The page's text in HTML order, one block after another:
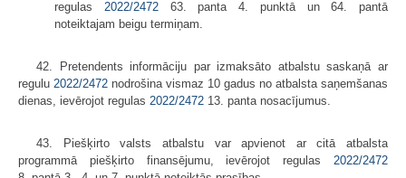
regulas 2022/247263. panta 4. punktā un 64. pantā
noteiktajam beigu termiņam.
42. Pretendents informāciju par izmaksāto atbalstu saskaņā ar
regulu 2022/2472 nodrošina vismaz 10 gadus no atbalsta saņemšanas
dienas, ievērojot regulas 2022/2472 13. panta nosacījumus.
43. Piešķirto valsts atbalstu var apvienot ar citā atbalsta
programmā piešķirto finansējumu, ievērojot regulas 2022/2472